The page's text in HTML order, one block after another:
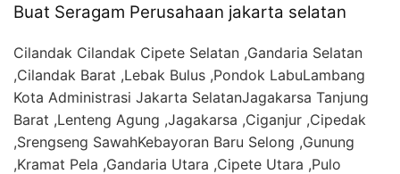
Buat Seragam Perusahaan jakarta selatan
Cilandak Cilandak Cipete Selatan ,Gandaria Selatan
,Cilandak Barat ,Lebak Bulus ,Pondok LabuLambang
Kota Administrasi Jakarta SelatanJagakarsa Tanjung
Barat ,Lenteng Agung ,Jagakarsa ,Ciganjur ,Cipedak
,Srengseng SawahKebayoran Baru Selong ,Gunung
,Kramat Pela ,Gandaria Utara ,Cipete Utara ,Pulo